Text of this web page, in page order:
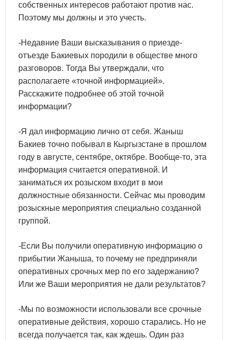
собственных интересов работают против нас.
Поэтому мы должны и это учесть.
-Недавние Ваши высказывания о приезде-
отъезде Бакиевых породили в обществе много
разговоров. Тогда Вы утверждали, что
располагаете «точной информацией».
Расскажите подробнее об этой точной
информации?
-Я дал информацию лично от себя. Жаныш
Бакиев точно побывал в Кыргызстане в прошлом
году в августе, сентябре, октябре. Вообще-то, эта
информация считается оперативной. И
заниматься их розыском входит в мои
должностные обязанности. Сейчас мы проводим
розыскные мероприятия специально созданной
группой.
-Если Вы получили оперативную информацию о
прибытии Жаныша, то почему не предприняли
оперативных срочных мер по его задержанию?
Или же Ваши мероприятия не дали результатов?
-Мы по возможности использовали все срочные
оперативные действия, хорошо старались. Но не
всегда получается так, как ждешь. Один раз